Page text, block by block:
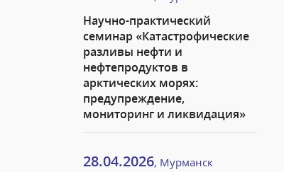
Научно-практический
семинар «Катастрофические
разливы нефти и
нефтепродуктов в
арктических морях:
предупреждение,
мониторинг и ликвидация»
28.04.2026, Мурманск